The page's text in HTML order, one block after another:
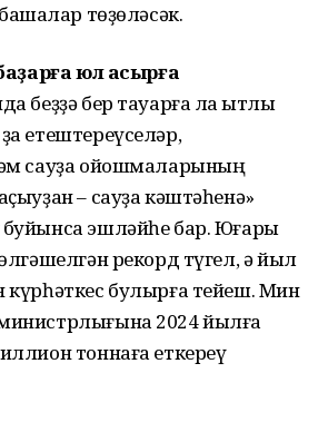
төҙөләсәк.
юл асырға
беҙҙә бер тауарға ла ҡытлыҡ
етештереүселәр,
сауҙа ойошмаларының
– сауҙа кәштәһенә»
эшләйһе бар. Юғары
рекорд түгел, ә йыл
булырға тейеш. Мин
2024 йылға
тоннаға еткереү